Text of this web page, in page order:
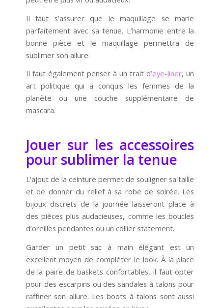
Il faut s’assurer que le maquillage se marie
parfaitement avec sa tenue. L’harmonie entre la
bonne pièce et le maquillage permettra de
sublimer son allure.
Il faut également penser à un trait d’eye-liner, un
art politique qui a conquis les femmes de la
planète ou une couche supplémentaire de
mascara.
Jouer sur les accessoires
pour sublimer la tenue
L’ajout de la ceinture permet de souligner sa taille
et de donner du relief à sa robe de soirée. Les
bijoux discrets de la journée laisseront place à
des pièces plus audacieuses, comme les boucles
d’oreilles pendantes ou un collier statement.
Garder un petit sac à main élégant est un
excellent moyen de compléter le look. À la place
de la paire de baskets confortables, il faut opter
pour des escarpins ou des sandales à talons pour
raffiner son allure. Les boots à talons sont aussi